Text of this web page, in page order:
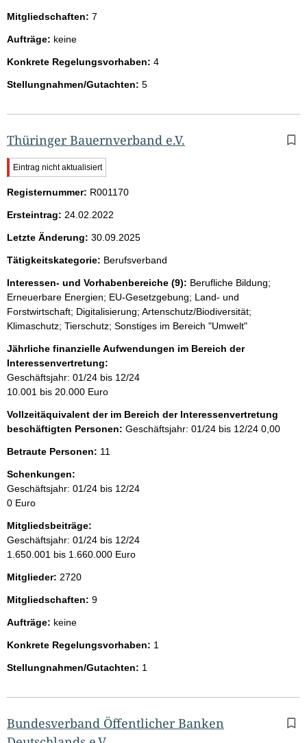
Mitgliedschaften: 7
Aufträge: keine
Konkrete Regelungsvorhaben: 4
Stellungnahmen/Gutachten: 5
Thüringer Bauernverband e.V.
W
i
c
t
g
r
n
w
e
s
:
Eintrag nicht aktualisiert
Registernummer: R001170
Ersteintrag: 24.02.2022
Letzte Änderung: 30.09.2025
Tätigkeitskategorie: Berufsverband
Interessen- und Vorhabenbereiche (9): Berufliche Bildung;
Erneuerbare Energien; EU-Gesetzgebung; Land- und
Forstwirtschaft; Digitalisierung; Artenschutz/Biodiversität;
Klimaschutz; Tierschutz; Sonstiges im Bereich "Umwelt"
Jährliche finanzielle Aufwendungen im Bereich der
Interessenvertretung:
Geschäftsjahr: 01/24 bis 12/24
10.001 bis 20.000 Euro
Vollzeitäquivalent der im Bereich der Interessenvertretung
beschäftigten Personen: Geschäftsjahr: 01/24 bis 12/24 0,00
Betraute Personen: 11
Schenkungen:
Geschäftsjahr: 01/24 bis 12/24
0 Euro
Mitgliedsbeiträge:
Geschäftsjahr: 01/24 bis 12/24
1.650.001 bis 1.660.000 Euro
Mitglieder: 2720
Mitgliedschaften: 9
Aufträge: keine
Konkrete Regelungsvorhaben: 1
Stellungnahmen/Gutachten: 1
Bundesverband Öffentlicher Banken